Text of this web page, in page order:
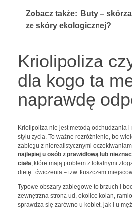
Zobacz także: Buty –
ze skóry ekologicznej?
Kriolipoliza
dla kogo ta
naprawdę
Kriolipoliza nie jest metodą odchudzania
stylu życia. To ważne rozróżnienie, bo
zabiegu z nierealistycznymi oczekiwaniami.
najlepiej u osób z prawidłową lub
ciała , które mają problem z lokalnymi
dietę i ćwiczenia – tzw. tłuszczem
Typowe obszary zabiegowe to brzuch i
zewnętrzna strona ud, okolice kolan,
sprawdza się zarówno u kobiet, jak i u